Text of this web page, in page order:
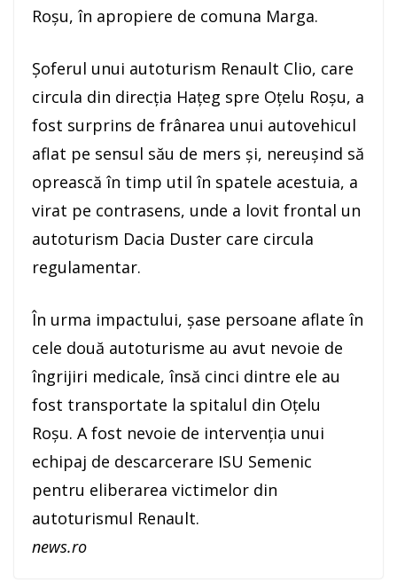
Roşu, în apropiere de comuna Marga.
Şoferul unui autoturism Renault Clio, care
circula din direcţia Haţeg spre Oţelu Roşu, a
fost surprins de frânarea unui autovehicul
aflat pe sensul său de mers şi, nereuşind să
oprească în timp util în spatele acestuia, a
virat pe contrasens, unde a lovit frontal un
autoturism Dacia Duster care circula
regulamentar.
În urma impactului, şase persoane aflate în
cele două autoturisme au avut nevoie de
îngrijiri medicale, însă cinci dintre ele au
fost transportate la spitalul din Oţelu
Roşu. A fost nevoie de intervenţia unui
echipaj de descarcerare ISU Semenic
pentru eliberarea victimelor din
autoturismul Renault.
news.ro